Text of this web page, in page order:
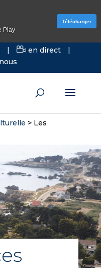
| en direct
|
> Les
Play
Télécharger